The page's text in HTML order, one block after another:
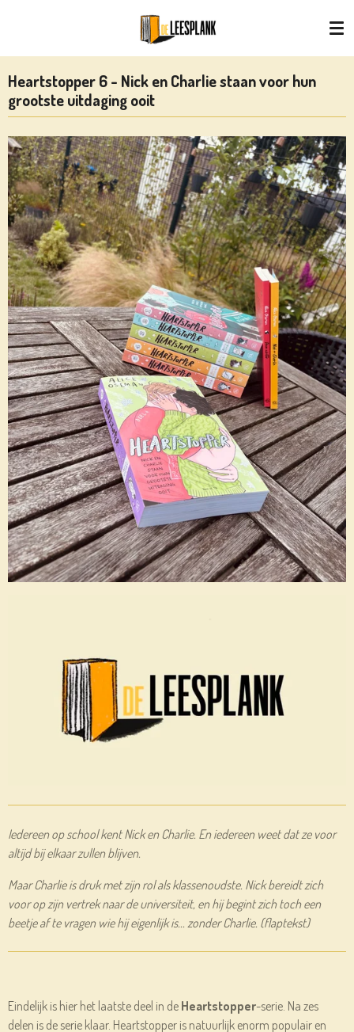
naar
de
hoofdinhoud
Heartstopper 6 - Nick en Charlie staan voor hun
grootste uitdaging ooit
Iedereen op school kent Nick en Charlie. En iedereen weet dat ze voor
altijd bij elkaar zullen blijven.
Maar Charlie is druk met zijn rol als klassenoudste. Nick bereidt zich
voor op zijn vertrek naar de universiteit, en hij begint zich toch een
beetje af te vragen wie hij eigenlijk is... zonder Charlie. (flaptekst)
Eindelijk is hier het laatste deel in de Heartstopper-serie. Na zes
delen is de serie klaar. Heartstopper is natuurlijk enorm populair en